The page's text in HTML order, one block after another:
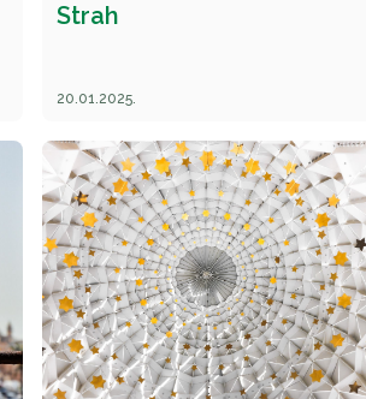
Strah
20.01.2025.